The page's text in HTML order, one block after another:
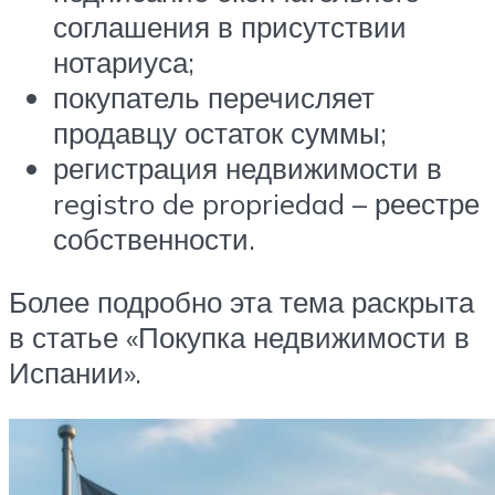
соглашения в присутствии
нотариуса;
покупатель перечисляет
продавцу остаток суммы;
регистрация недвижимости в
registro de propriedad – реестре
собственности.
Более подробно эта тема раскрыта
в статье «Покупка недвижимости в
Испании».